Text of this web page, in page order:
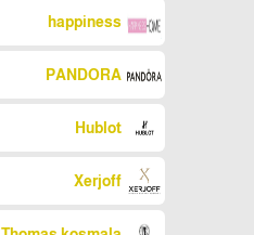
happiness
PANDORA
Hublot
Xerjoff